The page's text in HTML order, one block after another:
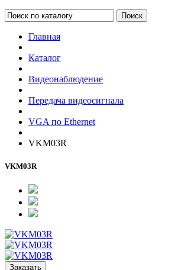
Поиск
Главная
Каталог
Видеонаблюдение
Передача видеосигнала
VGA по Ethernet
VKM03R
VKM03R
Заказать